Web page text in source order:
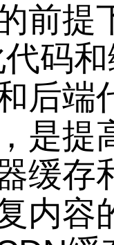
前提
码
后端
是提
缓存
内容